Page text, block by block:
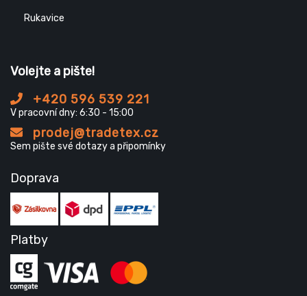
Rukavice
Volejte a pište!
+420 596 539 221
V pracovní dny: 6:30 - 15:00
prodej@tradetex.cz
Sem pište své dotazy a připomínky
Doprava
Platby